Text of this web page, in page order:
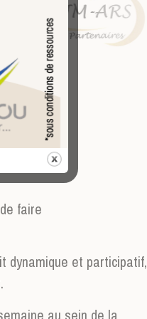
faire
dynamique et participatif,
au sein de la